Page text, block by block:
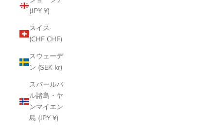
(JPY ¥)
スイス
(CHF CHF)
スウェーデ
ン (SEK kr)
スバールバ
ル諸島・ヤ
ンマイエン
島 (JPY ¥)